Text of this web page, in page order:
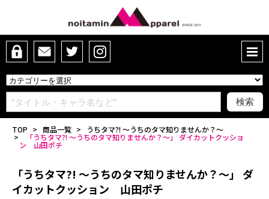
TOP > 商品一覧 > うちタマ?! ～うちのタマ知りませんか？～
> 「うちタマ?! ～うちのタマ知りませんか？～」 ダイカットクッショ
ン 山田ポチ
「うちタマ?! ～うちのタマ知りませんか？～」 ダ
イカットクッション 山田ポチ